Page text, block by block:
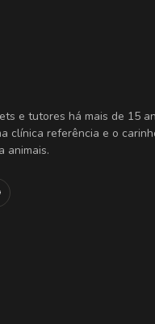
e tutores há mais de 15
clínica referência e o
animais.